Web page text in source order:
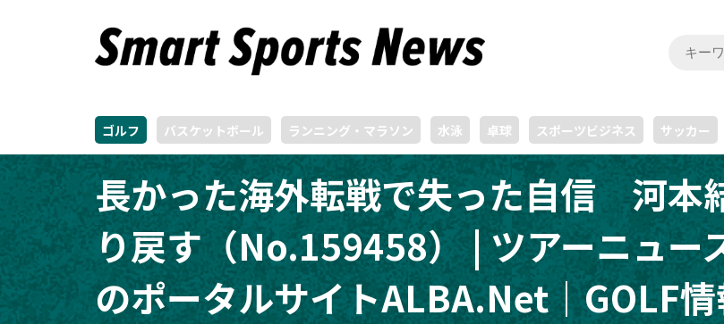
ゴルフ バスケットボール ランニング・マラソン 水泳 卓球 スポーツビジネス サッカー
長かった海外転戦で失った自信 河本
り戻す（No.159458） | ツアーニュー
のポータルサイトALBA.Net｜GOLF